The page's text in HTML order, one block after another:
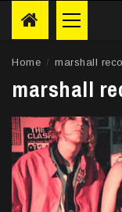
Primary
Menu
Home marshall
marshall